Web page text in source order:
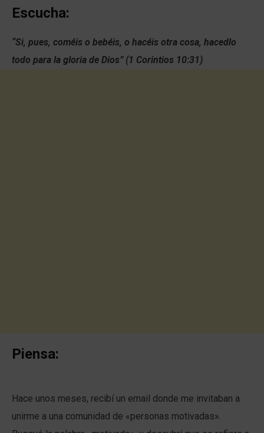
Escucha:
“Si, pues, coméis o bebéis, o hacéis otra cosa, hacedlo
todo para la gloria de Dios” (1 Corintios 10:31)
Piensa:
Hace unos meses, recibí un email donde me invitaban a
unirme a una comunidad de «personas motivadas».